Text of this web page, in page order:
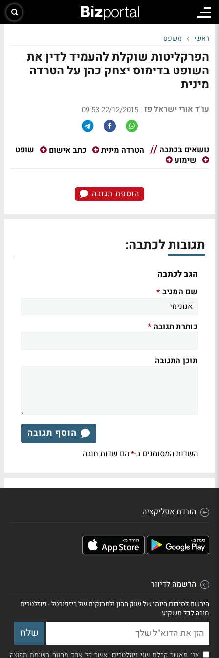
ראשי משפט
הפרקליטות שוקלת להעמיד לדין את
השופט בדימוס יצחק כהן על הטרדה
מינית
עו"ד אורי ישראל פז |
22/12/2015 09:53
נושאים בכתבה הטרדה מינית כתב אישום
שופט
שימוע
הוספת תגובה
תגובות לכתבה:
הגב לכתבה
שם המגיב *
כותרת תגובה *
תוכן התגובה
הוסף תגובה
השדות המסומנים ב-*הם שדות חובה
הורדת אפליקציה
הרשמה לדיוור
הירשם לסיכום היומי של שוק ההון ולמבזקים של ביזפורטל - ניוזלטרים
חובה לכל משקיע
אני מאשר קבלת שני ניוזלטרים, אשר כל אחד מהווה רשימת תפוצה